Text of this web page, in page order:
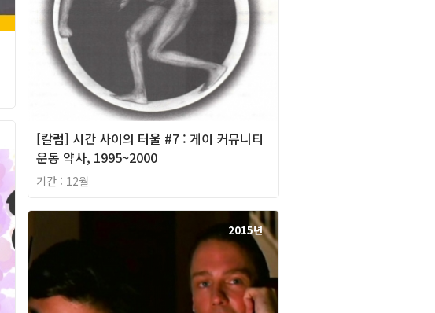
[칼럼] 시간 사이의 터울 #7 : 게이 커뮤니티
운동 약사, 1995~2000
기간 : 12월
2015년